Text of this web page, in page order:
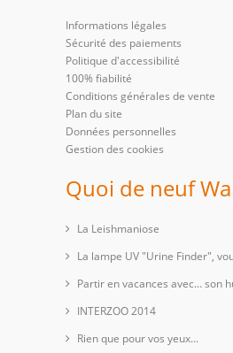
Informations légales
Sécurité des paiements
Politique d'accessibilité
100% fiabilité
Conditions générales de vente
Plan du site
Données personnelles
Gestion des cookies
Quoi de neuf
La Leishmaniose
La lampe UV "Urine Finder",
Partir en vacances avec… son
INTERZOO 2014
Rien que pour vos yeux...